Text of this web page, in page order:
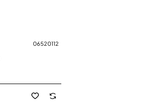
06520112